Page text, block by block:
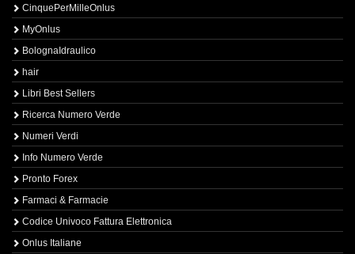
CinquePerMilleOnlus
MyOnlus
BolognaIdraulico
hair
Libri Best Sellers
Ricerca Numero Verde
Numeri Verdi
Info Numero Verde
Pronto Forex
Farmaci & Farmacie
Codice Univoco Fattura Elettronica
Onlus Italiane